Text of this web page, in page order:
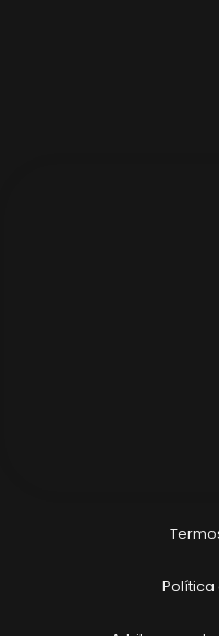
Política